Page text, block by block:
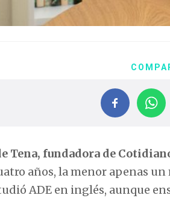
Tena, fundadora de
años, la menor apenas
ADE en inglés, aunque